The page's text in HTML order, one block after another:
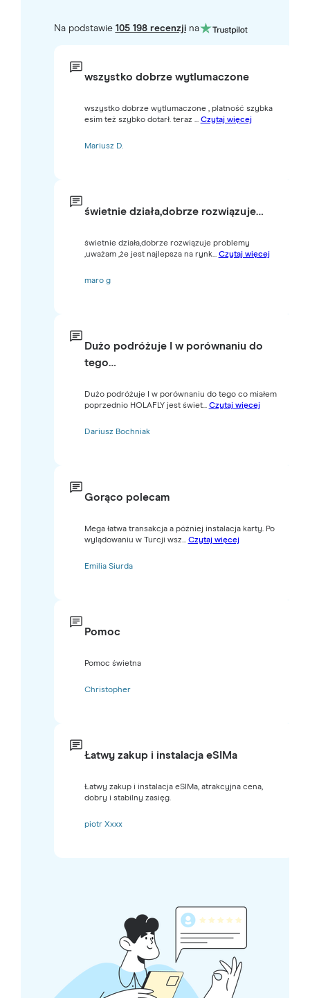
Na podstawie 105 198 recenzjina
wszystko dobrze wytlumaczone
wszystko dobrze wytlumaczone , platność szybka
esim też szybko dotarł. teraz ... Czytaj więcej
Mariusz D.
świetnie działa,dobrze rozwiązuje…
świetnie działa,dobrze rozwiązuje problemy
,uważam ,że jest najlepsza na rynk... Czytaj więcej
maro g
Dużo podróżuje I w porównaniu do
tego…
Dużo podróżuje I w porównaniu do tego co miałem
poprzednio HOLAFLY jest świet... Czytaj więcej
Dariusz Bochniak
Gorąco polecam
Mega łatwa transakcja a później instalacja karty. Po
wylądowaniu w Turcji wsz... Czytaj więcej
Emilia Siurda
Pomoc
Pomoc świetna
Christopher
Łatwy zakup i instalacja eSIMa
Łatwy zakup i instalacja eSIMa, atrakcyjna cena,
dobry i stabilny zasięg.
piotr Xxxx